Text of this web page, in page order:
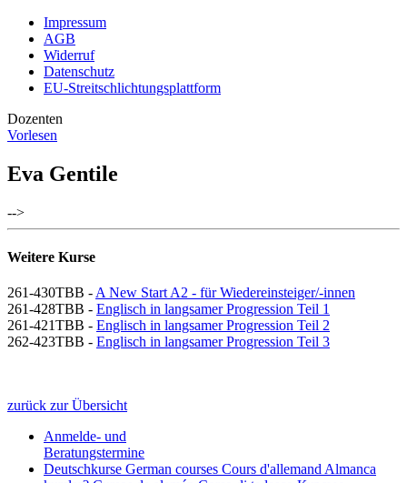
Impressum
AGB
Widerruf
Datenschutz
EU-Streitschlichtungsplattform
Dozenten
Vorlesen
Eva Gentile
-->
Weitere Kurse
261-430TBB - A New Start A2 - für Wiedereinsteiger/-innen
261-428TBB - Englisch in langsamer Progression Teil 1
261-421TBB - Englisch in langsamer Progression Teil 2
262-423TBB - Englisch in langsamer Progression Teil 3
zurück zur Übersicht
Anmelde- und
Beratungstermine
Deutschkurse German courses Cours d'allemand Almanca